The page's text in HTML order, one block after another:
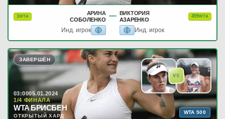
1WTA
АРИНА
СОБОЛЕНКО — ВИКТОРИЯ
АЗАРЕНКО
459WTA
Инд. игрок Инд. игрок
VS
ЗАВЕРШЁН
03:0005.01.2024
1/4 ФИНАЛА
WTA БРИСБЕН
ОТКРЫТЫЙ ХАРД
WTA 500